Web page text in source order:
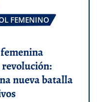
FEMENINO
nueva batalla